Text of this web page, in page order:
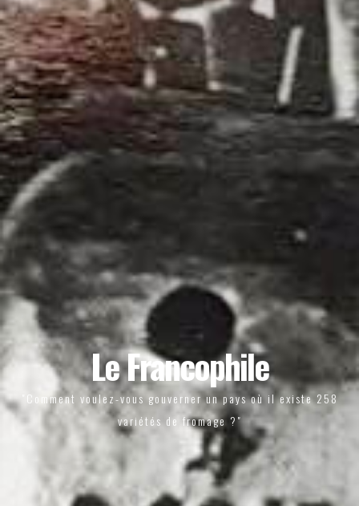
Le Francophile
"Comment voulez-vous gouverner un pays où il existe 258
variétés de fromage ?"